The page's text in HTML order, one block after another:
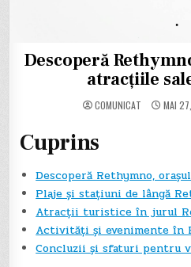
Descoperă
atracțiile
COMUNICAT MAI
Cuprins
Descoperă Rethymno,
Plaje și stațiuni de lângă
Atracții turistice în jurul
Activități și evenimente în
Concluzii și sfaturi pentru